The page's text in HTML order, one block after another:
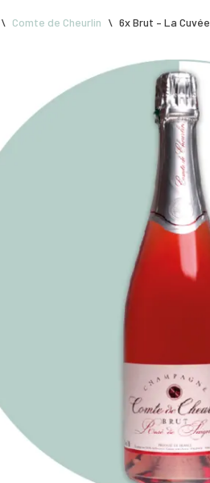
\ Comte de Cheurlin \ 6x Brut – La